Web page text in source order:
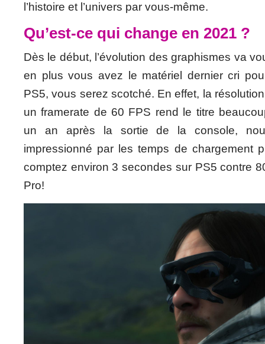
l’histoire et l’univers par vous-même.
Qu’est-ce qui change en 2021 ?
Dès le début, l’évolution des graphismes va
en plus vous avez le matériel dernier cri
PS5, vous serez scotché. En effet, la
un framerate de 60 FPS rend le titre
un an après la sortie de la console,
impressionné par les temps de chargement
comptez environ 3 secondes sur PS5 contre
Pro!